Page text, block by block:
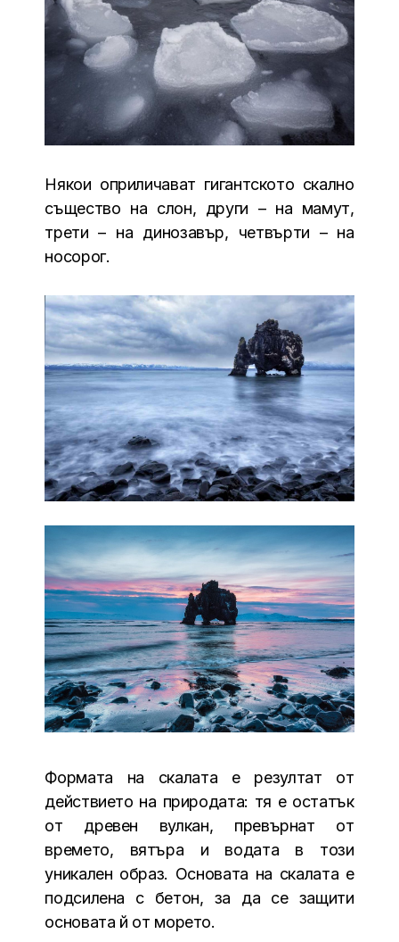
Някои оприличават гигантското скално
същество на слон, други – на мамут,
трети – на динозавър, четвърти – на
носорог.
Формата на скалата е резултат от
действието на природата: тя е остатък
от древен вулкан, превърнат от
времето, вятъра и водата в този
уникален образ. Основата на скалата е
подсилена с бетон, за да се защити
основата й от морето.